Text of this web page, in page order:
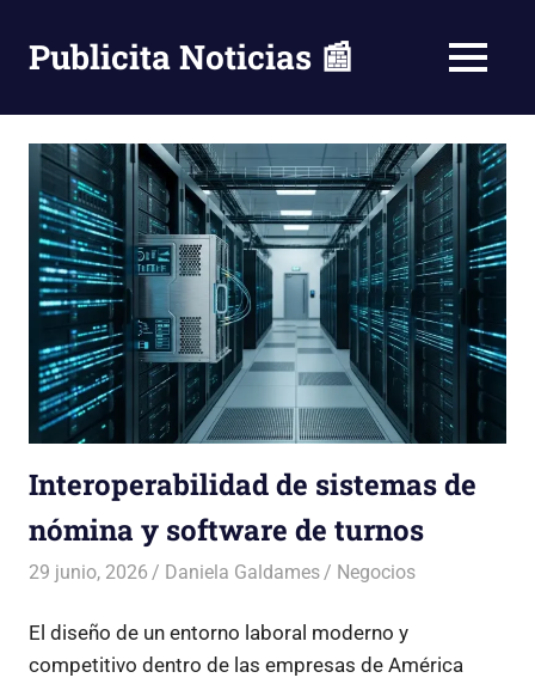
contenido
Publicita Noticias 📰 MENÚ
Interoperabilidad de sistemas de
nómina y software de turnos
29 junio, 2026 Daniela Galdames Negocios
El diseño de un entorno laboral moderno y
competitivo dentro de las empresas de América